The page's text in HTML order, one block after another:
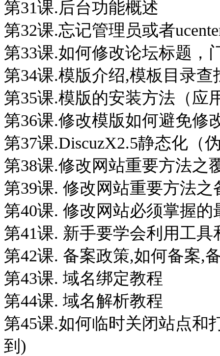
第31课.后台功能概述
第32课.忘记管理员或者
第33课.如何修改论坛标题，
第34课.模版介绍,模板目录
第35课.模版的安装方法（应
第36课.修改模版如何避免修
第37课.DiscuzX2.5静态化（
第38课.修改网站重要方法之
第39课. 修改网站重要方法之
第40课. 修改网站必须掌握
第41课. 新手要学会利用工具
第42课. 备案政策,如何备案,
第43课. 域名绑定教程
第44课. 域名解析教程
第45课.如何临时关闭站点和
到)